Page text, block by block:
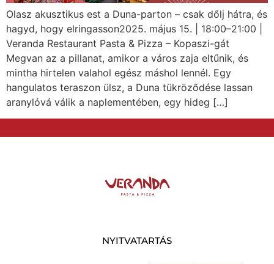
Olasz akusztikus est a Duna-parton – csak dőlj hátra, és
hagyd, hogy elringasson2025. május 15. | 18:00–21:00 |
Veranda Restaurant Pasta & Pizza – Kopaszi-gát
Megvan az a pillanat, amikor a város zaja eltűnik, és
mintha hirtelen valahol egész máshol lennél. Egy
hangulatos teraszon ülsz, a Duna tükröződése lassan
aranylóvá válik a naplementében, egy hideg […]
NYITVATARTÁS